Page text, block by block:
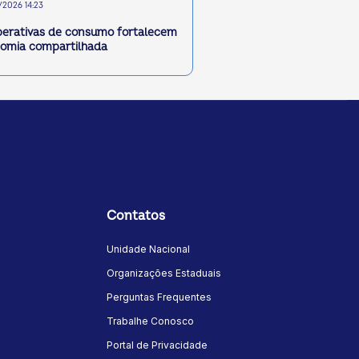
14:23
de consumo fortalecem
compartilhada
Contatos
Unidade Nacional
Organizações Estaduais
Perguntas Frequentes
Trabalhe Conosco
Portal de Privacidade